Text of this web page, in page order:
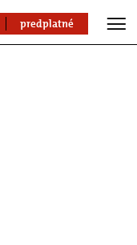
predplatné